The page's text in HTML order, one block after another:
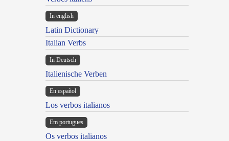
In english
Latin Dictionary
Italian Verbs
In Deutsch
Italienische Verben
En español
Los verbos italianos
Em portugues
Os verbos italianos